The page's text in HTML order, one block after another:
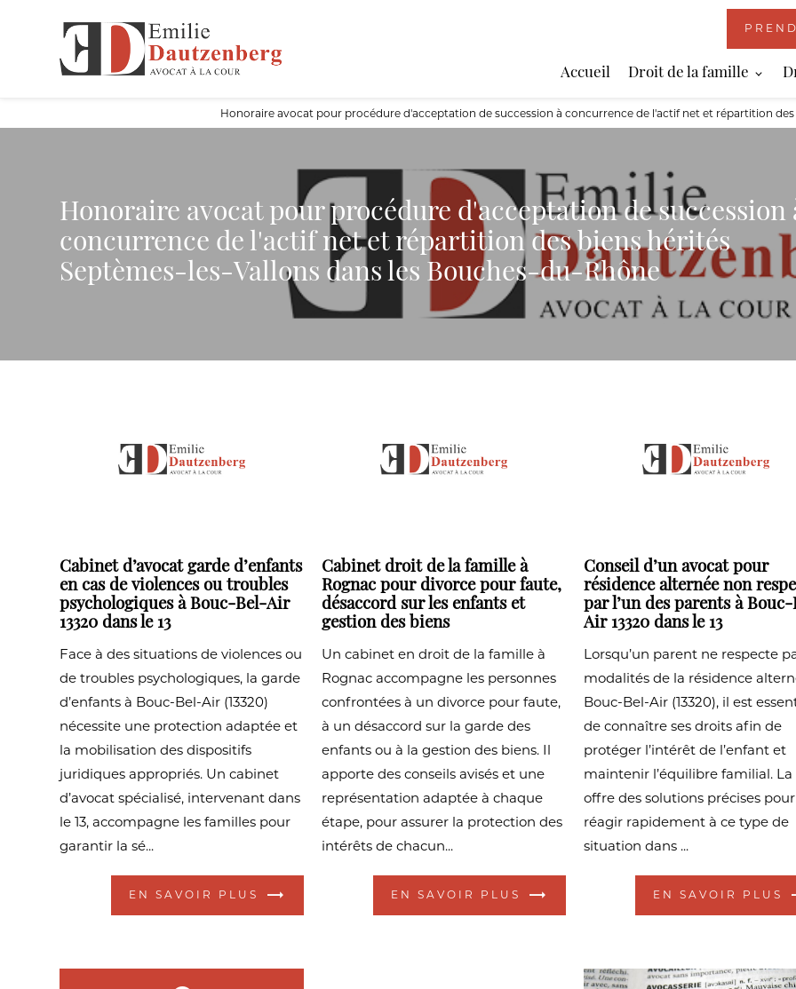
Accueil Droit de la famille
Honoraire avocat pour procédure d'acceptation de succession à concurrence de l'actif net et répartition
Honoraire avocat pour procédure d'acceptation de succession
concurrence de l'actif net et répartition des biens hérités
Septèmes-les-Vallons dans les Bouches-du-Rhône
Cabinet d’avocat garde d’enfants
en cas de violences ou troubles
psychologiques à Bouc-Bel-Air
13320 dans le 13
Face à des situations de violences ou
de troubles psychologiques, la garde
d’enfants à Bouc-Bel-Air (13320)
nécessite une protection adaptée et
la mobilisation des dispositifs
juridiques appropriés. Un cabinet
d’avocat spécialisé, intervenant dans
le 13, accompagne les familles pour
garantir la sé...
EN SAVOIR PLUS
Cabinet droit de la famille à
Rognac pour divorce pour faute,
désaccord sur les enfants et
gestion des biens
Un cabinet en droit de la famille à
Rognac accompagne les personnes
confrontées à un divorce pour faute,
à un désaccord sur la garde des
enfants ou à la gestion des biens. Il
apporte des conseils avisés et une
représentation adaptée à chaque
étape, pour assurer la protection des
intérêts de chacun...
EN SAVOIR PLUS
Conseil d’un avocat pour
résidence alternée non
par l’un des parents à
Air 13320 dans le 13
Lorsqu’un parent ne respecte
modalités de la résidence
Bouc-Bel-Air (13320), il est
de connaître ses droits afin de
protéger l’intérêt de l’enfant et
maintenir l’équilibre familial. La
offre des solutions précises pour
réagir rapidement à ce type de
situation dans ...
EN SAVOIR PLUS